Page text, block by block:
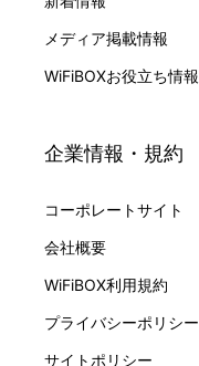
メディア掲載情報
WiFiBOXお役立ち情報
企業情報・規約
コーポレートサイト
会社概要
WiFiBOX利用規約
プライバシーポリシー
サイトポリシー